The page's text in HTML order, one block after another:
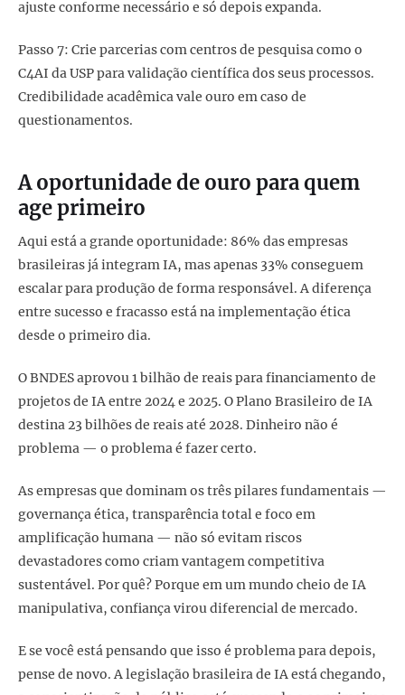
ajuste conforme necessário e só depois expanda.
Passo 7: Crie parcerias com centros de pesquisa como o
C4AI da USP para validação científica dos seus processos.
Credibilidade acadêmica vale ouro em caso de
questionamentos.
A oportunidade de ouro para quem
age primeiro
Aqui está a grande oportunidade: 86% das empresas
brasileiras já integram IA, mas apenas 33% conseguem
escalar para produção de forma responsável. A diferença
entre sucesso e fracasso está na implementação ética
desde o primeiro dia.
O BNDES aprovou 1 bilhão de reais para financiamento de
projetos de IA entre 2024 e 2025. O Plano Brasileiro de IA
destina 23 bilhões de reais até 2028. Dinheiro não é
problema — o problema é fazer certo.
As empresas que dominam os três pilares fundamentais —
governança ética, transparência total e foco em
amplificação humana — não só evitam riscos
devastadores como criam vantagem competitiva
sustentável. Por quê? Porque em um mundo cheio de IA
manipulativa, confiança virou diferencial de mercado.
E se você está pensando que isso é problema para depois,
pense de novo. A legislação brasileira de IA está chegando,